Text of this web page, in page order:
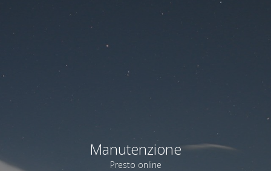
Manutenzione
Presto online